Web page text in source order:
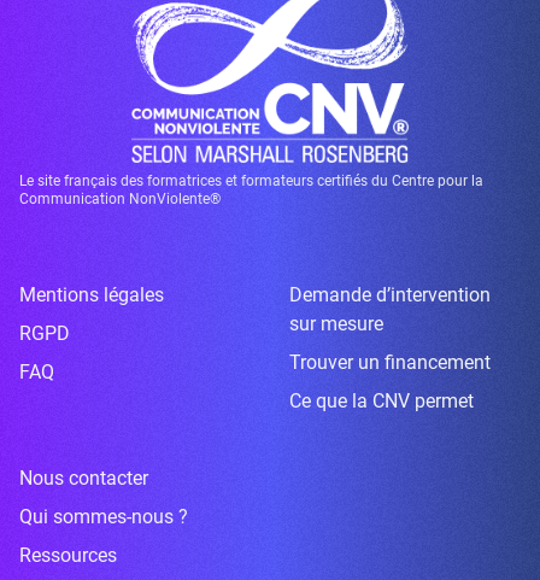
Le site français des formatrices et formateurs certifiés du Centre pour la
Communication NonViolente®
Mentions légales
RGPD
FAQ
Demande d’intervention
sur mesure
Trouver un financement
Ce que la CNV permet
Nous contacter
Qui sommes-nous ?
Ressources